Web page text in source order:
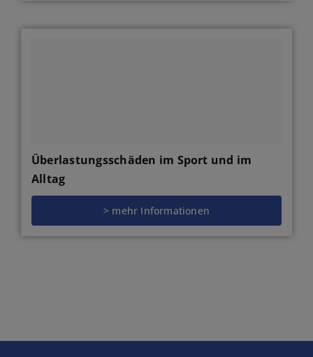
Überlastungsschäden im Sport und im
Alltag
> mehr Informationen